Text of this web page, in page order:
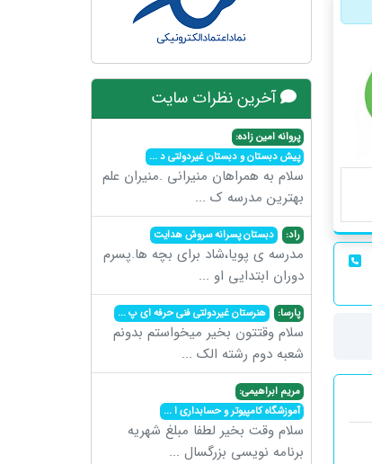
آخرین نظرات سایت
پروانه امین زاده:
پیش دبستان و دبستان غیردولتی د...
سلام به همراهان منیرانی .منیران علم
بهترین مدرسه ک ...
راد: دبستان پسرانه سروش هدایت
مدرسه ی پویا،شاد برای بچه ها.پسرم
دوران ابتدایی او ...
پارسا: هنرستان غیردولتی فنی حرفه ای پ...
سلام وقتتون بخیر میخواستم بدونم
شعبه دوم رشته الک ...
مریم ابراهیمی:
آموزشگاه کامپیوتر و حسابداری ا...
سلام وقت بخیر لطفا مبلغ شهریه
برنامه نویسی بزرگسال ...